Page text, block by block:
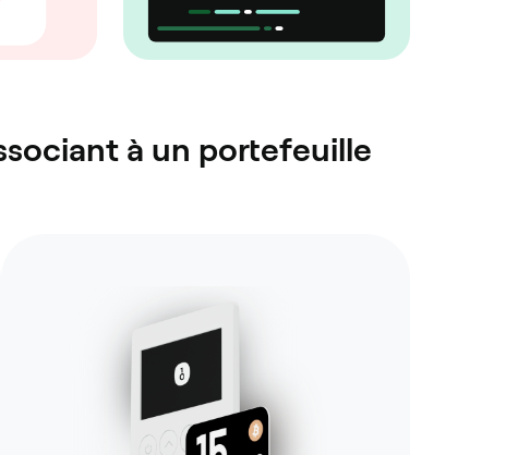
à un portefeuille